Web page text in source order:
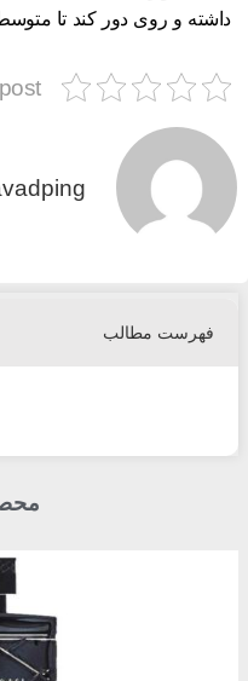
و روی دور کند تا متوسط
post
javadping
فهرست مطالب